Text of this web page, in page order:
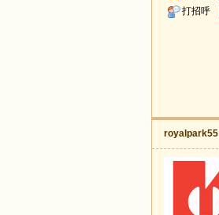
打招呼
royalpark55